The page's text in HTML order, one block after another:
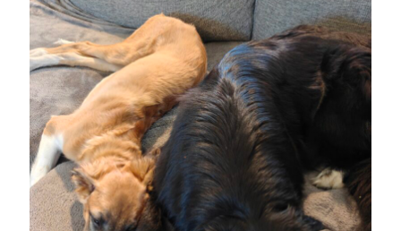
Sök
Senaste inläggen
EN TJUV!
KODEN ÄR KNÄCKT
PALLE; dagens hoppning!
UPPTÄCKSFÄRD
VI TRÄNAR VIDARE!